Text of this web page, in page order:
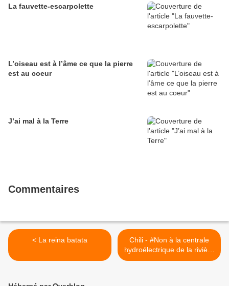
La fauvette-escarpolette
L’oiseau est à l’âme ce que la pierre
est au coeur
J’ai mal à la Terre
Commentaires
< La reina batata
Chili - #Non à la centrale
hydroélectrique de la rivière
Tolten. Communiqué Lof